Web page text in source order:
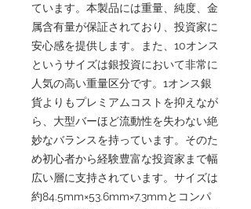
ています。本製品には重量、純度、金
属含有量が保証されており、投資家に
安心感を提供します。また、10オンス
というサイズは銀投資において非常に
人気の高い重量区分です。1オンス銀
貨よりもプレミアムコストを抑えなが
ら、大型バーほど流動性を失わない絶
妙なバランスを持っています。そのた
め初心者から経験豊富な投資家まで幅
広い層に支持されています。サイズは
約84.5mm×53.6mm×7.3mmとコンパ